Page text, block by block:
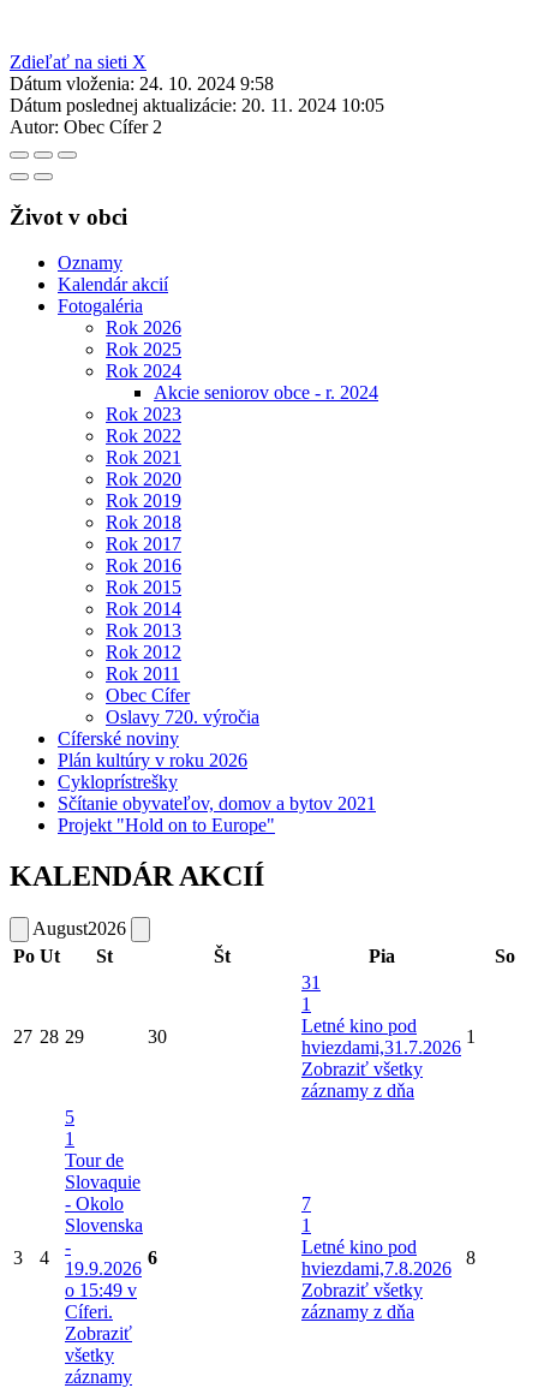
Zdieľať na sieti X
Dátum vloženia: 24. 10. 2024 9:58
Dátum poslednej aktualizácie: 20. 11. 2024 10:05
Autor: Obec Cífer 2
Život v obci
Oznamy
Kalendár akcií
Fotogaléria
Rok 2026
Rok 2025
Rok 2024
Akcie seniorov obce - r. 2024
Rok 2023
Rok 2022
Rok 2021
Rok 2020
Rok 2019
Rok 2018
Rok 2017
Rok 2016
Rok 2015
Rok 2014
Rok 2013
Rok 2012
Rok 2011
Obec Cífer
Oslavy 720. výročia
Cíferské noviny
Plán kultúry v roku 2026
Cykloprístrešky
Sčítanie obyvateľov, domov a bytov 2021
Projekt "Hold on to Europe"
KALENDÁR AKCIÍ
August2026
Po Ut St Št Pia So
27 28 29 30
31
1
Letné kino pod
hviezdami,31.7.2026
Zobraziť všetky
záznamy z dňa
1
3 4
5
1
Tour de
Slovaquie
- Okolo
Slovenska
-
19.9.2026
o 15:49 v
Cíferi.
Zobraziť
všetky
záznamy
6
7
1
Letné kino pod
hviezdami,7.8.2026
Zobraziť všetky
záznamy z dňa
8